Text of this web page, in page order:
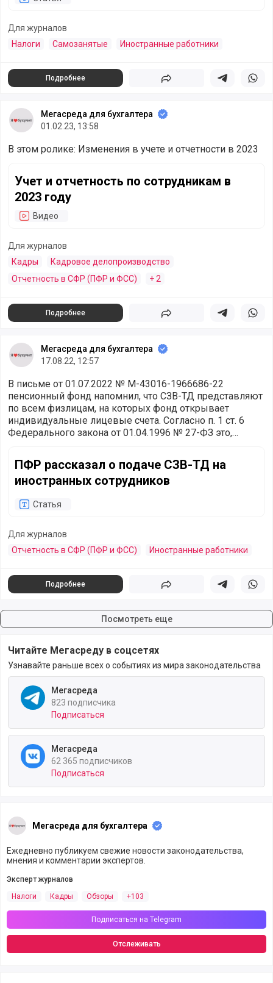
Для журналов
Налоги
Самозанятые Иностранные работники
Подробнее Поделиться Поделиться в
Мегасреда для бухгалтера
01.02.23, 13:58
В этом ролике: Изменения в учете и отчетности в 2023
Учет и отчетность по сотрудникам в
2023 году
Видео
Для журналов
Кадры
Кадровое делопроизводство
Отчетность в СФР (ПФР и ФСС)
+ 2
Подробнее Поделиться Поделиться в
Мегасреда для бухгалтера
17.08.22, 12:57
В письме от 01.07.2022 № М-43016-1966686-22
пенсионный фонд напомнил, что СЗВ-ТД представляют
по всем физлицам, на которых фонд открывает
индивидуальные лицевые счета. Согласно п. 1 ст. 6
Федерального закона от 01.04.1996 № 27-ФЗ это,
являющиеся российскими гражданами.
ПФР рассказал о подаче СЗВ-ТД на
иностранных сотрудников
Статья
Для журналов
Отчетность в СФР (ПФР и ФСС)
Иностранные работники
Подробнее Поделиться Поделиться в
Посмотреть еще
Читайте Мегасреду в соцсетях
Узнавайте раньше всех о событиях из мира законодательства
Мегасреда
823 подписчика
Подписаться
Мегасреда
62 365 подписчиков
Подписаться
Мегасреда для бухгалтера
Ежедневно публикуем свежие новости законодательства,
мнения и комментарии экспертов.
Эксперт журналов
Налоги
Кадры Обзоры +103
Подписаться на Telegram
Отслеживать